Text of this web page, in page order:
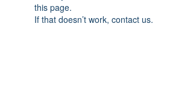
this page.
If that doesn’t work, contact us.